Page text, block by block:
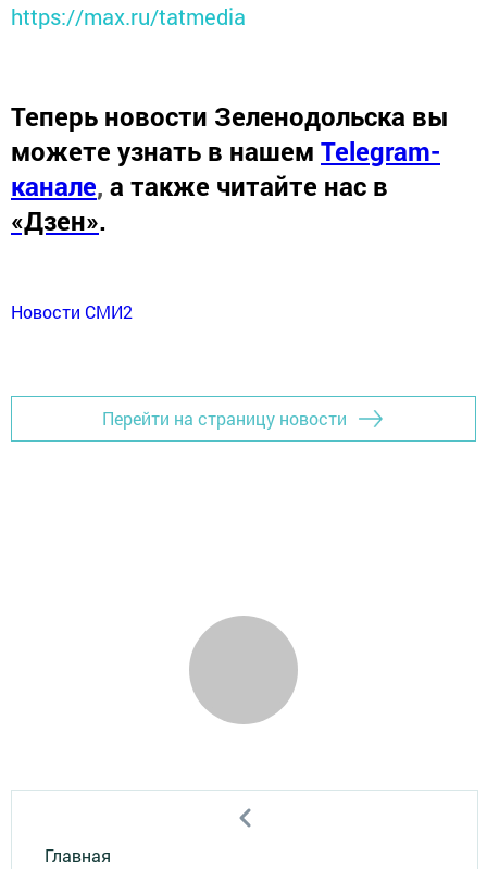
https://max.ru/tatmedia
Теперь новости Зеленодольска вы
можете узнать в нашем Telegram-
канале, а также читайте нас в
«Дзен».
Новости СМИ2
Перейти на страницу новости
Главная